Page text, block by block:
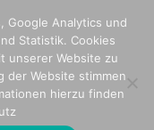
Google Analytics und
Statistik. Cookies
unserer Website zu
der Website stimmen
hierzu finden